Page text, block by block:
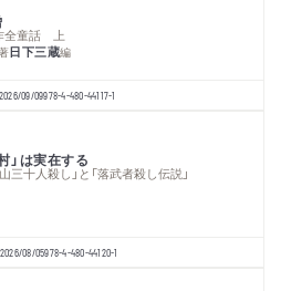
全童話 上
日下三蔵編
09/09978-4-480-44117-1
」は実在する
三十人殺し」と「落武者殺し伝説」
2026/08/05978-4-480-44120-1